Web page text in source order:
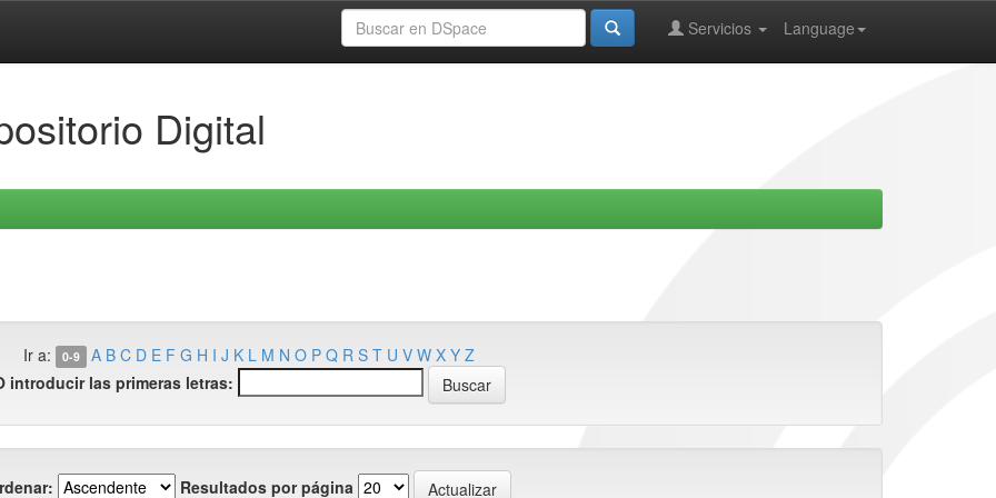
Language
Servicios
Digital
Ir a: 0-9 A B C D E F G H I J K L M N O P Q R S T U V W X Y Z
introducir las primeras letras:
Resultados por página